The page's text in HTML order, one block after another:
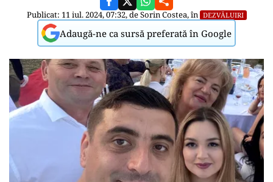
Publicat: 11 iul. 2024, 07:32, deSorin Costea, în DEZVĂLUIRI
Adaugă-ne ca sursă preferată în Google